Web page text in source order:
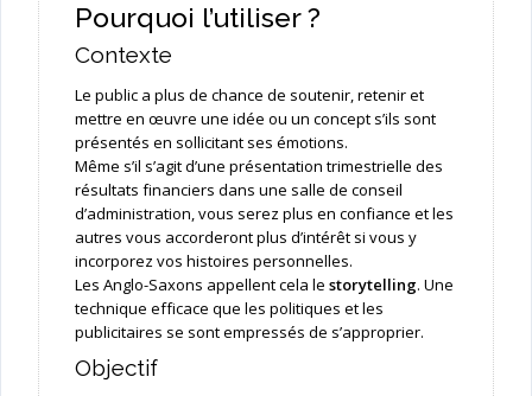
Pourquoi l’utiliser ?
Contexte
Le public a plus de chance de soutenir, retenir et
mettre en œuvre une idée ou un concept s’ils sont
présentés en sollicitant ses émotions.
Même s’il s’agit d’une présentation trimestrielle des
résultats financiers dans une salle de conseil
d’administration, vous serez plus en confiance et les
autres vous accorderont plus d’intérêt si vous y
incorporez vos histoires personnelles.
Les Anglo-Saxons appellent cela le storytelling. Une
technique efficace que les politiques et les
publicitaires se sont empressés de s’approprier.
Objectif